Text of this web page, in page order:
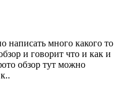
написать много какого то
и говорит что и как и
обзор тут можно